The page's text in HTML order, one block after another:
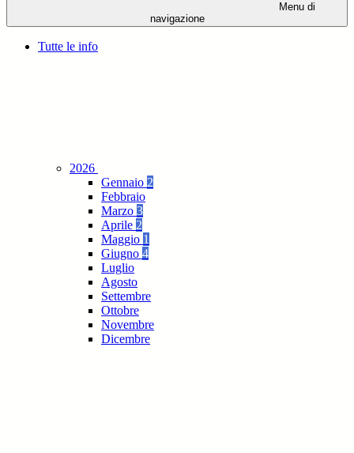
Menu di
navigazione
Tutte le info
2026
Gennaio 2
Febbraio
Marzo 3
Aprile 2
Maggio 1
Giugno 4
Luglio
Agosto
Settembre
Ottobre
Novembre
Dicembre